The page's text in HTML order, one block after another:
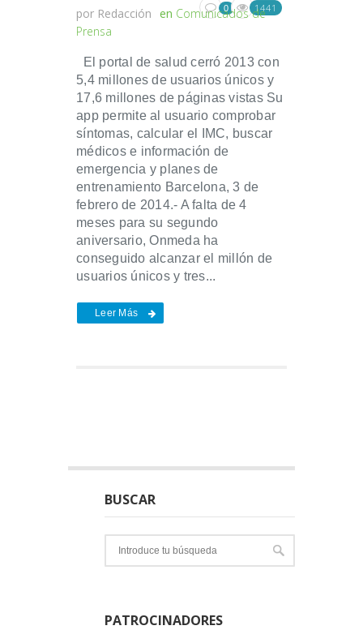
por Redacción en Comunicados de
Prensa
0 1441
El portal de salud cerró 2013 con
5,4 millones de usuarios únicos y
17,6 millones de páginas vistas Su
app permite al usuario comprobar
síntomas, calcular el IMC, buscar
médicos e información de
emergencia y planes de
entrenamiento Barcelona, 3 de
febrero de 2014.- A falta de 4
meses para su segundo
aniversario, Onmeda ha
conseguido alcanzar el millón de
usuarios únicos y tres...
Leer Más
BUSCAR
PATROCINADORES